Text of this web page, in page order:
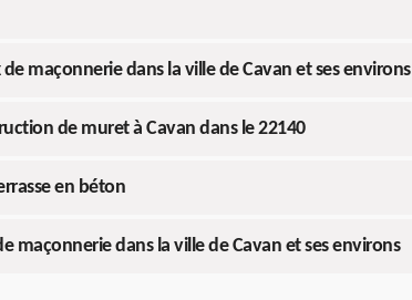
maçonnerie dans la ville de Cavan et ses environs
de muret à Cavan dans le 22140
en béton
maçonnerie dans la ville de Cavan et ses environs